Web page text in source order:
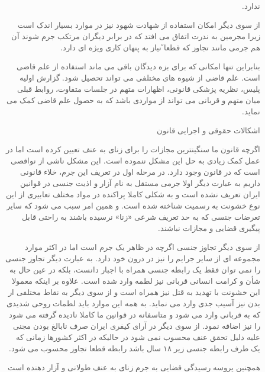
ندارد.
از سوی دیگر امکان استفاده از شهادت شهود نیز در موارد بسیار اندک است
زیرا مجرمین به ندرت اتفاق می افتد که در برابر دیگران مرتکب جرم شوند آن
هم جرمی مانند تجاوز که قطعا̋ نیاز به پنهان کاری ویژه ای دارد.
بنابراین تنها امکانی که برای بزه دیدگان باقی می ماند استفاده از علم قاضی
است. علم قاضی از شیوه های مختلفی می تواند تحصیل شود. گزارش اولیه
پلیس، نظریه پزشکی قانونی، اظهارات متهم در جلسات متفاوت، روابط قبلی
میان متهم و قربانی می تواند از مواردی باشد که به حصول علم قاضی کمک می
نماید.
اشکالات حقوقی و اجرایی قانون
اگرچه قانون ما سنگینترین مجازات را برای زنای به عنف تعیین کرده است اما در
عمل کمک زیادی به حل این مشکل ننموده است. این مشکل ناشی از نواقصی
است که در قانون وجود دارد. در مرحله اول در تعریف این جرم، خلاء قانونی
داریم به عبارت دیگر اولا جرمی مستقل به نام آزار و اذیت جنسی در قوانین
ایران تعریف نشده است و به شکلی کاملا پراکنده در مواد مختلف تعابیری از این
نوع خشونت به رسمیت شناخته شده است. و همین امر سبب می شود که سایر
تعرضات جنسی که به حد تعریف شرعی «زنا» نرسیده باشند به راحتی قابل
پیگیری قضایی و مجازات نباشند.
از سوی دیگر تجاوز جنسی اگرچه در ظاهر یک جرم است اما در اکثر موارد
مجموعه ای از سایر جرایم را نیز در درون خود دارد. به عبارت دیگر تجاوز جنسی
را نمی توان فقط یک رابطه جنسی همراه با اجبار دانست، بلکه در عین حال به
شأن و کرامت انسانی قربانی نیز لطمه وارد شده است. علاوه بر اینکه معمولا
این خشونت با تهدید به قتل نیز همراه است و از سوی دیگر به نقاط مختلفی ار
بدن نیز آسیب جدی وارد می نماید. به همه این موارد باید لطمات روحی شدیدی
که به قربانی وارد می شود و متاسفانه در قوانین ما کاملا نادیده گرفته می شود
را نیز اضافه نمود. از سوی دیگر در آرای کیفری ایران صرف نابالغ بودن مجنی
علیه دلیل تحقق عنف محسوب نمی شود در حالیکه در اکثر کشورها زمانی که
یک طرف رابطه جنسی زیر ۱۸ سال باشد رابطه قطعا تجاوز محسوب می شود.
همچنین پروسه رسیدگی قضایی به جرم زنای به عنف طولانی و آزار دهنده است